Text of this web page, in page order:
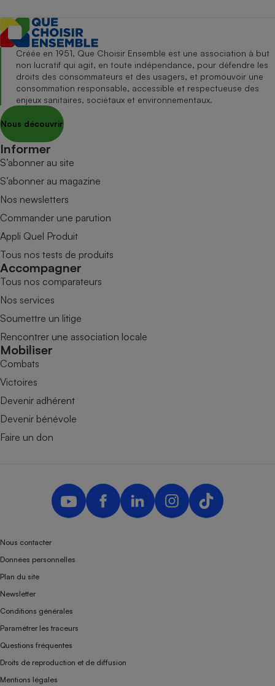
Créée en 1951, Que Choisir Ensemble est une association à but
non lucratif qui agit, en toute indépendance, pour défendre les
droits des consommateurs et des usagers, et promouvoir une
consommation responsable, accessible et respectueuse des
enjeux sanitaires, sociétaux et environnementaux.
Nous découvrir
Informer
S’abonner au site
S’abonner au magazine
Nos newsletters
Commander une parution
Appli Quel Produit
Tous nos tests de produits
Accompagner
Tous nos comparateurs
Nos services
Soumettre un litige
Rencontrer une association locale
Mobiliser
Combats
Victoires
Devenir adhérent
Devenir bénévole
Faire un don
Nous contacter
Données personnelles
Plan du site
Newsletter
Conditions générales
Paramétrer les traceurs
Questions fréquentes
Droits de reproduction et de diffusion
Mentions légales